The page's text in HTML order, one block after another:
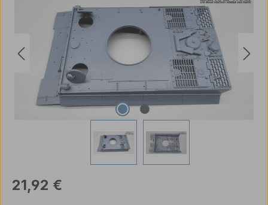
Regulärer Preis:
21,92 €